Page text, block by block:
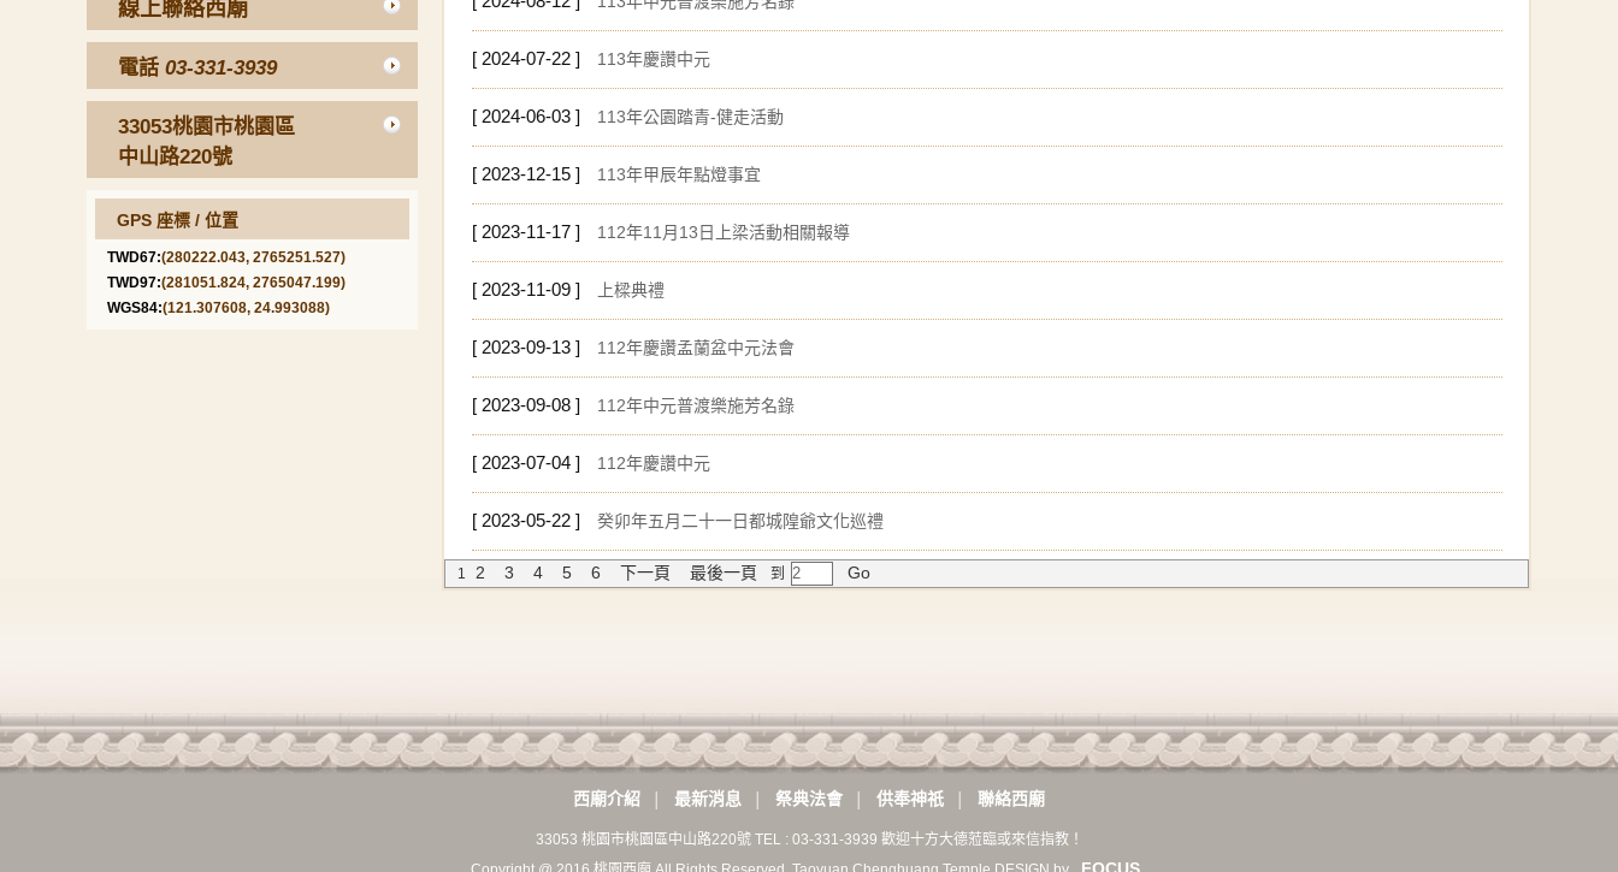
線上聯絡西廟
電話 03-331-3939
33053桃園市桃園區
中山路220號
GPS 座標 / 位置
TWD67:(280222.043, 2765251.527)
TWD97:(281051.824, 2765047.199)
WGS84:(121.307608, 24.993088)
[ 2024-07-22 ] 113年慶讚中元
[ 2024-06-03 ] 113年公園踏青-健走活動
[ 2023-12-15 ] 113年甲辰年點燈事宜
[ 2023-11-17 ] 112年11月13日上梁活動相關報導
[ 2023-11-09 ] 上樑典禮
[ 2023-09-13 ] 112年慶讚孟蘭盆中元法會
[ 2023-09-08 ] 112年中元普渡樂施芳名錄
[ 2023-07-04 ] 112年慶讚中元
[ 2023-05-22 ] 癸卯年五月二十一日都城隍爺文化巡禮
1 2 3 4 5 6 下一頁 最後一頁 到 Go
西廟介紹 最新消息 祭典法會 供奉神祇 聯絡西廟
33053 桃園市桃園區中山路220號 TEL : 03-331-3939 歡迎十方大德蒞臨或來信指教！